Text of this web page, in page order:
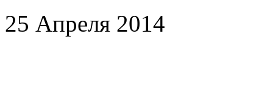
25 Апреля 2014